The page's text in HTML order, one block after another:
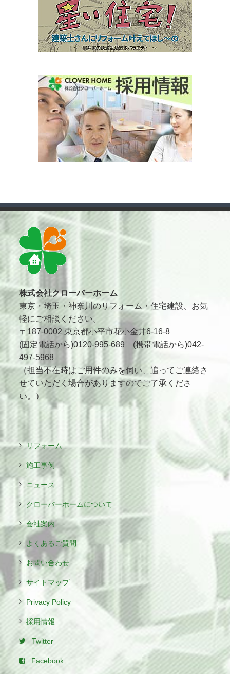
株式会社クローバーホーム
東京・埼玉・神奈川のリフォーム・住宅建設、お気
軽にご相談ください。
〒187-0002 東京都小平市花小金井6-16-8
(固定電話から)0120-995-689 (携帯電話から)042-
497-5968
（担当不在時はご用件のみを伺い、追ってご連絡さ
せていただく場合がありますのでご了承くださ
い。）
リフォーム
施工事例
ニュース
クローバーホームについて
会社案内
よくあるご質問
お問い合わせ
サイトマップ
Privacy Policy
採用情報
Twitter
Facebook